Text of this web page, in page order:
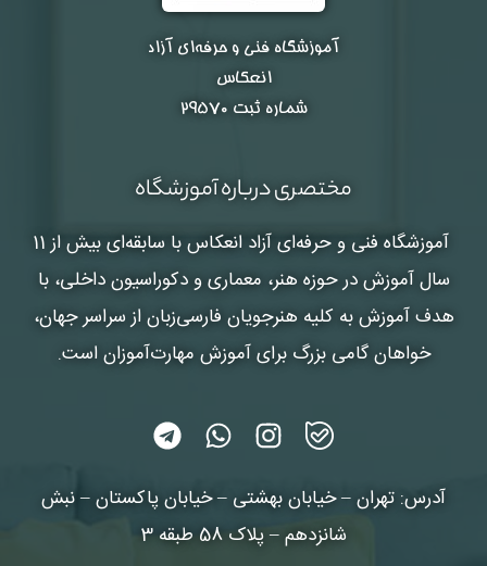
آموزشگاه فنی و حرفه‌ای آزاد
انعکاس
شماره ثبت ۲۹۵۷۰
مختصری درباره آموزشگاه
آموزشگاه فنی و حرفه‌ای آزاد انعکاس
با سابقه‌ای بیش از 11
سال آموزش در حوزه هنر، معماری و دکوراسیون داخلی، با
هدف آموزش به کلیه هنرجویان فارسی‌زبان از سراسر جهان،
خواهان گامی بزرگ برای آموزش مهارت‌آموزان است.
آدرس: تهران – خیابان بهشتی – خیابان پاکستان – نبش
شانزدهم – پلاک 58 طبقه 3